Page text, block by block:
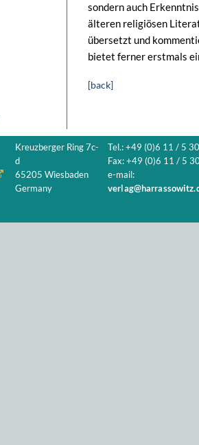
sondern auch
älteren religiösen
übersetzt und
bietet ferner erstmals
[back]
Kreuzberger Ring 7c-
d
65205 Wiesbaden
Germany
Tel.: +49 (0)6 11 / 5
Fax: +49 (0)6 11 / 5
e-mail: